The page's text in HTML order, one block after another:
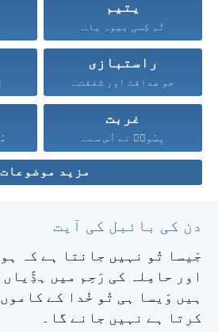
یتیم
تُم کِسی بیوہ یا...
راستبازی
جو صداقت اور شفقت...
غربت
یِسُوعؔ نے اُس سے...
مزید
دن کی بائبل کی آیت
جَیسا تُو نہیں جانتا ہے کہ
اور حامِلہ کی رَحِم میں
ہیں وَیسا ہی تُو خُدا کے
کرتا ہے نہیں جانے گا۔